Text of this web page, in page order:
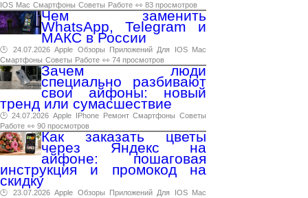
IOS Mac Смартфоны Советы Работе 👀 83 просмотров
Чем заменить
WhatsApp, Telegram и
МАКС в России
🕑 24.07.2026 Apple Обзоры Приложений Для IOS
Mac
Смартфоны Советы Работе 👀 74 просмотров
Зачем люди
специально разбивают
свои айфоны: новый
тренд или сумасшествие
🕑 24.07.2026 Apple IPhone Ремонт Смартфоны Советы
Работе 👀 90 просмотров
Как заказать цветы
через Яндекс на
айфоне: пошаговая
инструкция и промокод на
скидку
🕑 23.07.2026 Apple Обзоры Приложений Для IOS
Mac